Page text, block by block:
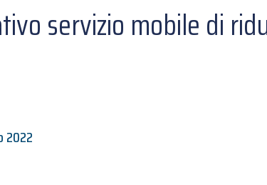
servizio mobile di
2022